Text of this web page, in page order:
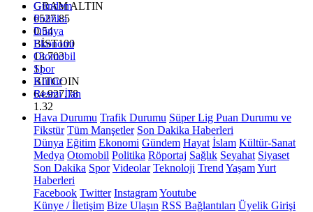
GRAM ALTIN
6527.85
0.54
BİST100
13.703
11
BITCOIN
64.927,78
1.32
Gündem
Politika
Dünya
Ekonomi
Otomobil
Spor
Kültür
Resmi İlan
Hava Durumu Trafik Durumu Süper Lig Puan Durumu ve
Fikstür Tüm Manşetler Son Dakika Haberleri
Dünya Eğitim Ekonomi Gündem Hayat İslam Kültür-Sanat
Medya Otomobil Politika Röportaj Sağlık Seyahat Siyaset
Son Dakika Spor Videolar Teknoloji Trend YaşamYurt
Haberleri
Facebook Twitter InstagramYoutube
Künye / İletişim Bize Ulaşın RSS Bağlantıları Üyelik Girişi